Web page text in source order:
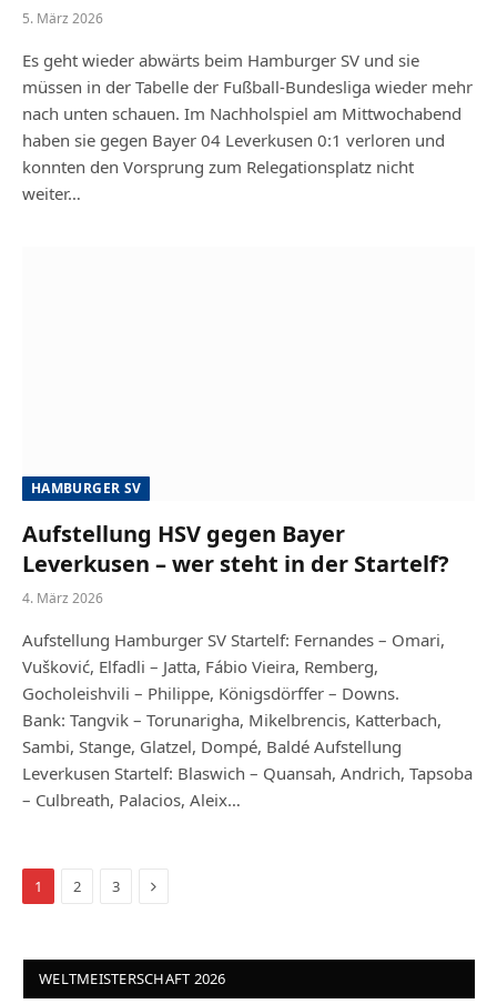
5. März 2026
Es geht wieder abwärts beim Hamburger SV und sie
müssen in der Tabelle der Fußball-Bundesliga wieder mehr
nach unten schauen. Im Nachholspiel am Mittwochabend
haben sie gegen Bayer 04 Leverkusen 0:1 verloren und
konnten den Vorsprung zum Relegationsplatz nicht
weiter…
HAMBURGER SV
Aufstellung HSV gegen Bayer
Leverkusen – wer steht in der Startelf?
4. März 2026
Aufstellung Hamburger SV Startelf: Fernandes – Omari,
Vušković, Elfadli – Jatta, Fábio Vieira, Remberg,
Gocholeishvili – Philippe, Königsdörffer – Downs.
Bank: Tangvik – Torunarigha, Mikelbrencis, Katterbach,
Sambi, Stange, Glatzel, Dompé, Baldé Aufstellung
Leverkusen Startelf: Blaswich – Quansah, Andrich, Tapsoba
– Culbreath, Palacios, Aleix…
1 2 3 Next
WELTMEISTERSCHAFT 2026